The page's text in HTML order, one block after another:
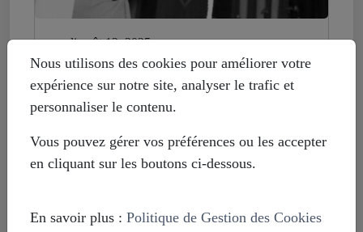
mardi août 12, 2025
Histoire déformée : les Européistes
veulent fonder leur unité sur la
russophobie
Nous utilisons des cookies pour améliorer votre
expérience sur notre site, analyser le trafic et
personnaliser le contenu.
Vous pouvez gérer vos préférences ou les accepter
en cliquant sur les boutons ci-dessous.
En savoir plus : Politique de Gestion des Cookies